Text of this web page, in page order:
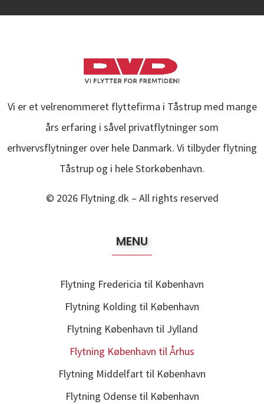
Vi er et velrenommeret flyttefirma i Tåstrup med mange
års erfaring i såvel privatflytninger som
erhvervsflytninger over hele Danmark. Vi tilbyder flytning
Tåstrup og i hele Storkøbenhavn.
© 2026 Flytning.dk – All rights reserved
MENU
Flytning Fredericia til København
Flytning Kolding til København
Flytning København til Jylland
Flytning København til Århus
Flytning Middelfart til København
Flytning Odense til København